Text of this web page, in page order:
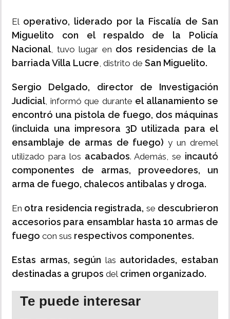
El operativo, liderado por la Fiscalía de San
Miguelito con el respaldo de la Policía
Nacional, tuvo lugar en dos residencias de la
barriada Villa Lucre, distrito de San Miguelito.
Sergio Delgado, director de Investigación
Judicial, informó que durante el allanamiento se
encontró una pistola de fuego, dos máquinas
(incluida una impresora 3D utilizada para el
ensamblaje de armas de fuego)y un dremel
utilizado para los acabados. Además, se incautó
componentes de armas, proveedores, un
arma de fuego, chalecos antibalas y droga.
En otra residencia registrada, se descubrieron
accesorios para ensamblar hasta 10 armas de
fuego con sus respectivos componentes.
Estas armas, según las autoridades, estaban
destinadas a grupos del crimen organizado.
Te puede interesar